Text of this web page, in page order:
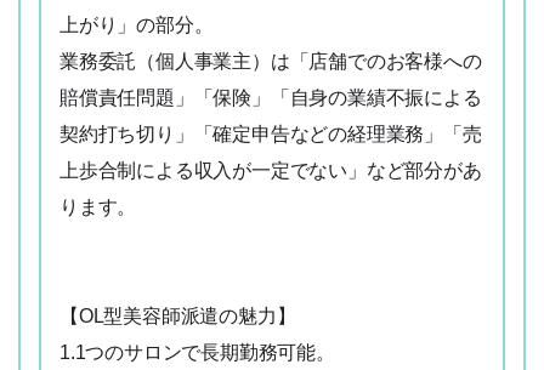
上がり」の部分。
業務委託（個人事業主）は「店舗でのお客様への
賠償責任問題」「保険」「自身の業績不振による
契約打ち切り」「確定申告などの経理業務」「売
上歩合制による収入が一定でない」など部分があ
ります。
【OL型美容師派遣の魅力】
1.1つのサロンで長期勤務可能。